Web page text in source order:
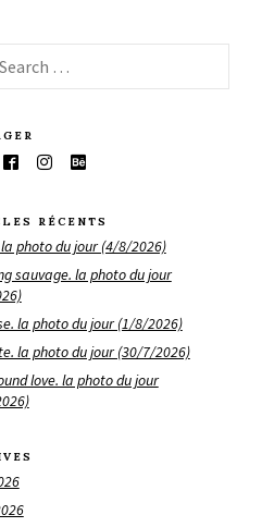
RÉCENTS
photo du jour (4/8/2026)
sauvage. la photo du jour
la photo du jour (1/8/2026)
la photo du jour (30/7/2026)
love. la photo du jour